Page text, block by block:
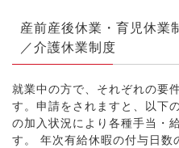
産前産後休業・育児休業
／介護休業制度
就業中の方で、それぞれの要
す。申請をされますと、以下
の加入状況により各種手当・
す。 年次有給休暇の付与日数